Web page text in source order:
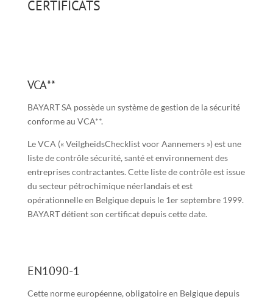
CERTIFICATS
VCA**
BAYART SA possède un système de gestion de la sécurité
conforme au VCA**.
Le VCA (« VeilgheidsChecklist voor Aannemers ») est une
liste de contrôle sécurité, santé et environnement des
entreprises contractantes. Cette liste de contrôle est issue
du secteur pétrochimique néerlandais et est
opérationnelle en Belgique depuis le 1er septembre 1999.
BAYART détient son certificat depuis cette date.
EN1090-1
Cette norme européenne, obligatoire en Belgique depuis